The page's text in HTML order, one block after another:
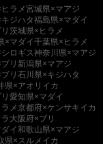
ラメ宮城県×マアジ
ジハタ福島県×マダイ
茨城県×ヒラメ
×マダイ千葉県×ヒラメ
ロギス神奈川県×マアジ
リ 新潟県×マアジ
リ 石川県×キジハタ
県×アオリイカ
愛知県×マダイ
メ京都府×ケンサキイカ
大阪府×ブリ
イ和歌山県×マアジ
県×スルメイカ